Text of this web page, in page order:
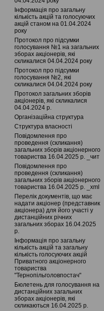
Інформація про загальну
кількість акцій та голосуючих
акцій станом на 01.04.2024
року
Протокол про підсумки
голосування №1 на загальних
зборах акціонерів, які
скликалися 04.04.2024 року
Протокол про підсумки
голосування №2, які
скликалися 04.04.2024 року
Протокол загальних зборів
акціонерів, які скликалися
04.04.2024 р.
Організаційна структура
Структура власності
Повідомлення про
проведення (скликання)
загальних зборів акціонерного
товариства 16.04.2025 р. _чит
Повідомлення про
проведення (скликання)
загальних зборів акціонерного
товариства 16.04.2025 р. _xml
Перелік документів, що має
надати акціонер (представник
акціонера) для його участі у
дистанційних річних
загальних зборах 16.04.2025
р.
Інформація про загальну
кількість акцій та загальну
кількість голосуючих акцій
Приватного акцiонерного
товариства
"Тернопільголовпостач"
Бюлетень для голосування на
дистанційних загальних
зборах акціонерів, які
скликаються 16.04.2025 р.